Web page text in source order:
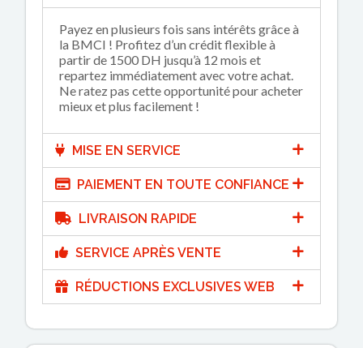
Payez en plusieurs fois sans intérêts grâce à
la BMCI ! Profitez d’un crédit flexible à
partir de 1500 DH jusqu’à 12 mois et
repartez immédiatement avec votre achat.
Ne ratez pas cette opportunité pour acheter
mieux et plus facilement !
MISE EN SERVICE
PAIEMENT EN TOUTE CONFIANCE
LIVRAISON RAPIDE
SERVICE APRÈS VENTE
RÉDUCTIONS EXCLUSIVES WEB